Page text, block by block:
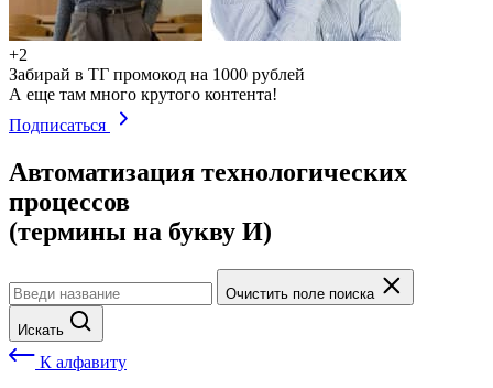
+2
Забирай в ТГ промокод на 1000 рублей
А еще там много крутого контента!
Подписаться
Автоматизация технологических
процессов
(термины на букву И)
Очистить поле поиска
Искать
К алфавиту